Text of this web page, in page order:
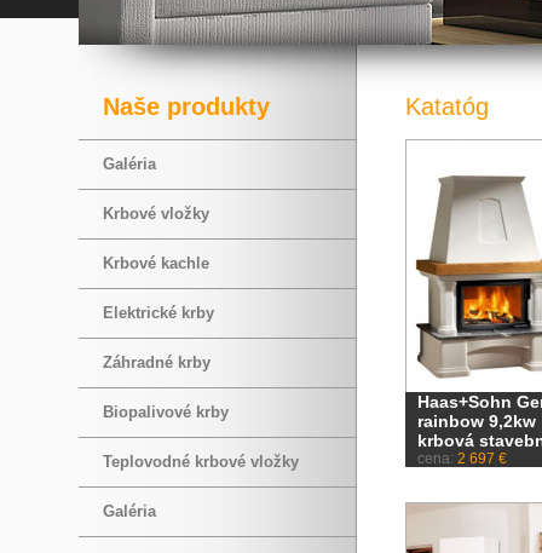
Naše produkty
Galéria
Krbové vložky
Krbové kachle
Elektrické krby
Záhradné krby
Biopalivové krby
Teplovodné krbové vložky
Galéria
Katatóg
Haas+Sohn
rainbow 9,2kw
krbová
cena: 2 697 €